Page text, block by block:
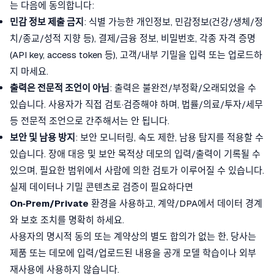
는 다음에 동의합니다:
민감 정보 제출 금지 : 식별 가능한 개인정보, 민감정보(건강/생체/정
치/종교/성적 지향 등), 결제/금융 정보, 비밀번호, 각종 자격 증명
(API key, access token 등), 고객/내부 기밀을 입력 또는 업로드하
지 마세요.
출력은 전문적 조언이 아님: 출력은 불완전/부정확/오래되었을 수
있습니다. 사용자가 직접 검토·검증해야 하며, 법률/의료/투자/세무
등 전문적 조언으로 간주해서는 안 됩니다.
보안 및 남용 방지 : 보안 모니터링, 속도 제한, 남용 탐지를 적용할 수
있습니다. 장애 대응 및 보안 목적상 데모의 입력/출력이 기록될 수
있으며, 필요한 범위에서 사람에 의한 검토가 이루어질 수 있습니다.
실제 데이터나 기밀 콘텐츠로 검증이 필요하다면
On‑Prem/Private 환경을 사용하고, 계약/DPA에서 데이터 경계
와 보호 조치를 명확히 하세요.
사용자의 명시적 동의 또는 계약상의 별도 합의가 없는 한, 당사는
제품 또는 데모에 입력/업로드된 내용을 공개 모델 학습이나 외부
재사용에 사용하지 않습니다.